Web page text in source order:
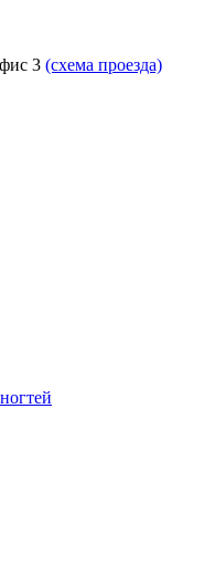
3 (схема проезда)